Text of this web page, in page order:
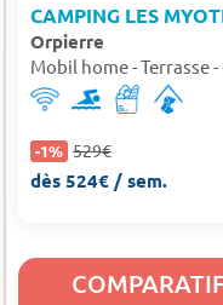
CAMPING LES
Orpierre
Mobil home - Terrasse -
-1% 529€
dès 524€ / sem.